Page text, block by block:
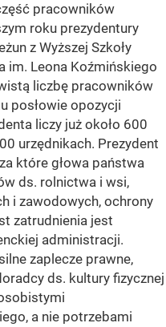
pracowników
roku prezydentury
z Wyższej Szkoły
im. Leona Koźmińskiego
liczbę pracowników
posłowie opozycji
liczy już około 600
urzędnikach. Prezydent
które głowa państwa
ds. rolnictwa i wsi,
i zawodowych, ochrony
zatrudnienia jest
administracji.
zaplecze prawne,
ds. kultury fizycznej
a nie potrzebami